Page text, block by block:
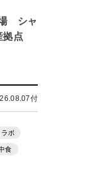
場 シャ
拠点
付
ラボ
食